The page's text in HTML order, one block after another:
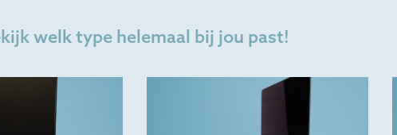
welk type helemaal bij jou past!